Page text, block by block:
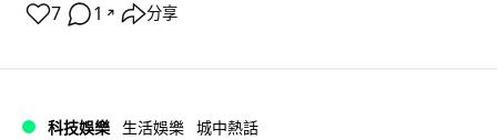
7 1 ↗ 分享
科技娛樂 生活娛樂 城中熱話